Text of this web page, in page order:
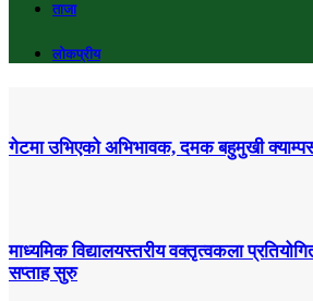
ताजा
लोकप्रीय
गेटमा उभिएको अभिभावक, दमक बहुमुखी
माध्यमिक विद्यालयस्तरीय वक्तृत्वकला
सप्ताह सुरु